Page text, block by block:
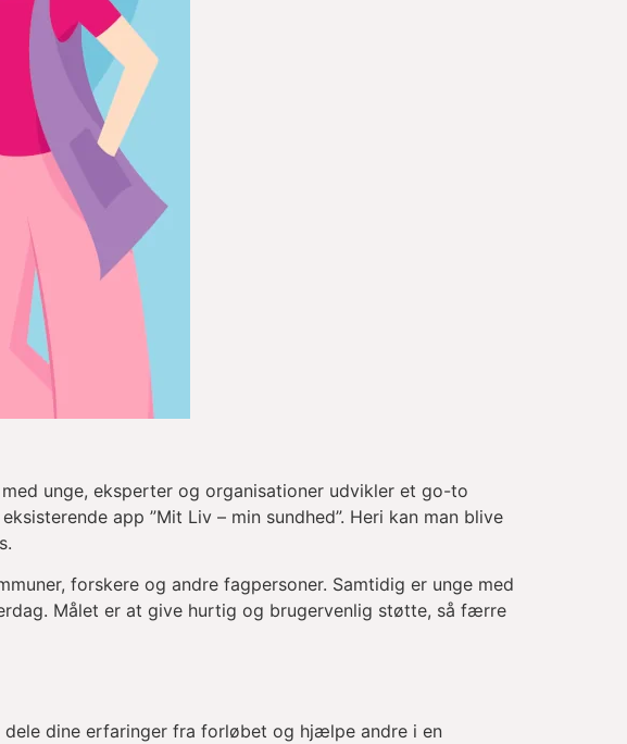
unge, eksperter og organisationer udvikler et go-to
app ”Mit Liv – min sundhed”. Heri kan man blive
forskere og andre fagpersoner. Samtidig er unge med
Målet er at give hurtig og brugervenlig støtte, så færre
dine erfaringer fra forløbet og hjælpe andre i en